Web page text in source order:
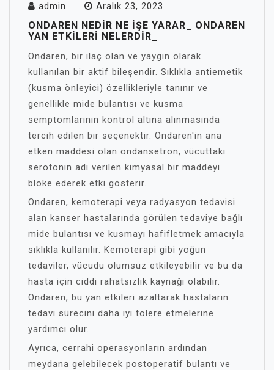
admin Aralık 23, 2023
ONDAREN NEDIR NE İŞE YARAR_ ONDAREN
YAN ETKILERI NELERDIR_
Ondaren, bir ilaç olan ve yaygın olarak
kullanılan bir aktif bileşendir. Sıklıkla antiemetik
(kusma önleyici) özellikleriyle tanınır ve
genellikle mide bulantısı ve kusma
semptomlarının kontrol altına alınmasında
tercih edilen bir seçenektir. Ondaren'in ana
etken maddesi olan ondansetron, vücuttaki
serotonin adı verilen kimyasal bir maddeyi
bloke ederek etki gösterir.
Ondaren, kemoterapi veya radyasyon tedavisi
alan kanser hastalarında görülen tedaviye bağlı
mide bulantısı ve kusmayı hafifletmek amacıyla
sıklıkla kullanılır. Kemoterapi gibi yoğun
tedaviler, vücudu olumsuz etkileyebilir ve bu da
hasta için ciddi rahatsızlık kaynağı olabilir.
Ondaren, bu yan etkileri azaltarak hastaların
tedavi sürecini daha iyi tolere etmelerine
yardımcı olur.
Ayrıca, cerrahi operasyonların ardından
meydana gelebilecek postoperatif bulantı ve